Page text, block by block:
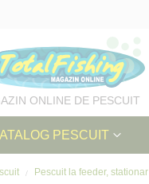
ONLINE DE PESCUIT
PESCUIT
Pescuit la feeder, stationar